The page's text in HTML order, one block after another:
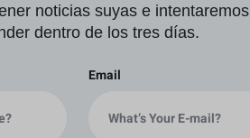
noticias suyas e intentaremos
dentro de los tres días.
Email